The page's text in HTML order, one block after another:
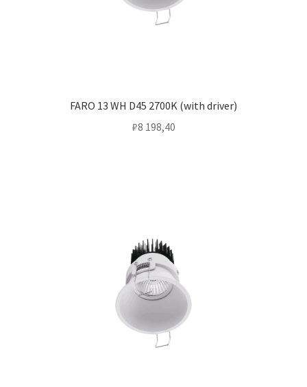
FARO 13 WH D45 2700K (with driver)
₽8 198,40